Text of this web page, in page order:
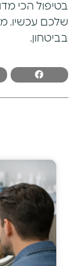
בטיפול הכי
שלכם עכשיו.
בביטחון.